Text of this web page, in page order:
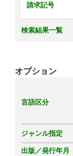
請求記号
検索結果一覧
オプション
言語区分
ジャンル指定
出版／発行年月